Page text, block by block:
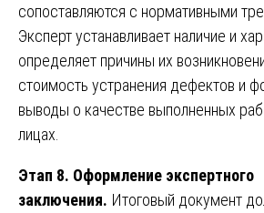
сопоставляются с нормативными
Эксперт устанавливает наличие и
определяет причины их
стоимость устранения дефектов и
выводы о качестве выполненных
лицах.
Этап 8. Оформление экспертного
заключения. Итоговый документ